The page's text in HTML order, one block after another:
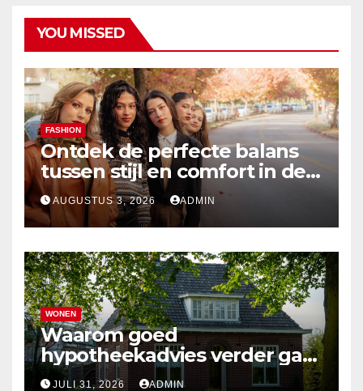
YOU MISSED
FASHION
Ontdek de perfecte balans
tussen stijl en comfort in de
nieuwste damesmode
AUGUSTUS 3, 2026 ADMIN
WONEN
Waarom goed
hypotheekadvies verder gaat
dan alleen cijfers
JULI 31, 2026 ADMIN